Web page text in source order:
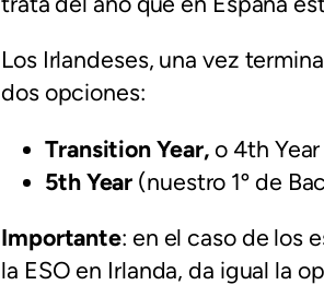
Los Irlandeses, una vez
dos opciones:
Transition Year, o 4th
5th Year (nuestro 1º de
Importante: en el caso de los
la ESO en Irlanda, da igual la